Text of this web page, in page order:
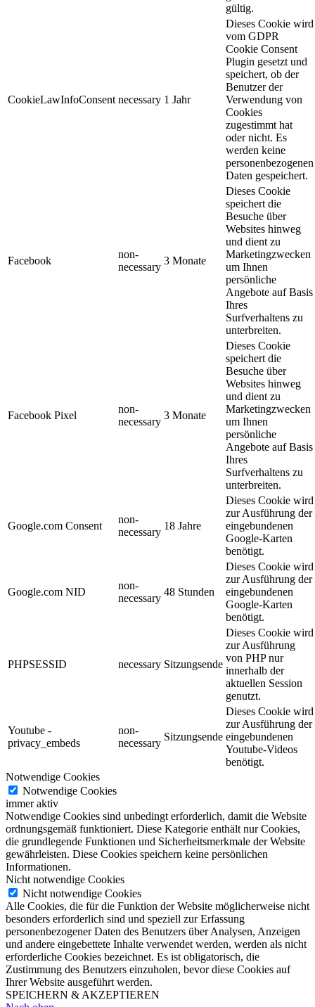
gültig.
CookieLawInfoConsent necessary 1 Jahr
Dieses Cookie wird
vom GDPR
Cookie Consent
Plugin gesetzt und
speichert, ob der
Benutzer der
Verwendung von
Cookies
zugestimmt hat
oder nicht. Es
werden keine
personenbezogenen
Daten gespeichert.
Facebook
non-
necessary
3 Monate
Dieses Cookie
speichert die
Besuche über
Websites hinweg
und dient zu
Marketingzwecken
um Ihnen
persönliche
Angebote auf Basis
Ihres
Surfverhaltens zu
unterbreiten.
Facebook Pixel
non-
necessary
3 Monate
Dieses Cookie
speichert die
Besuche über
Websites hinweg
und dient zu
Marketingzwecken
um Ihnen
persönliche
Angebote auf Basis
Ihres
Surfverhaltens zu
unterbreiten.
Google.com Consent
non-
necessary
18 Jahre
Dieses Cookie wird
zur Ausführung der
eingebundenen
Google-Karten
benötigt.
Google.com NID
non-
necessary
48 Stunden
Dieses Cookie wird
zur Ausführung der
eingebundenen
Google-Karten
benötigt.
PHPSESSID necessary Sitzungsende
Dieses Cookie wird
zur Ausführung
von PHP nur
innerhalb der
aktuellen Session
genutzt.
Youtube -
privacy_embeds
non-
necessary
Sitzungsende
Dieses Cookie wird
zur Ausführung der
eingebundenen
Youtube-Videos
benötigt.
Notwendige Cookies
Notwendige Cookies
immer aktiv
Notwendige Cookies sind unbedingt erforderlich, damit die Website
ordnungsgemäß funktioniert. Diese Kategorie enthält nur Cookies,
die grundlegende Funktionen und Sicherheitsmerkmale der Website
gewährleisten. Diese Cookies speichern keine persönlichen
Informationen.
Nicht notwendige Cookies
Nicht notwendige Cookies
Alle Cookies, die für die Funktion der Website möglicherweise nicht
besonders erforderlich sind und speziell zur Erfassung
personenbezogener Daten des Benutzers über Analysen, Anzeigen
und andere eingebettete Inhalte verwendet werden, werden als nicht
erforderliche Cookies bezeichnet. Es ist obligatorisch, die
Zustimmung des Benutzers einzuholen, bevor diese Cookies auf
Ihrer Website ausgeführt werden.
SPEICHERN & AKZEPTIEREN